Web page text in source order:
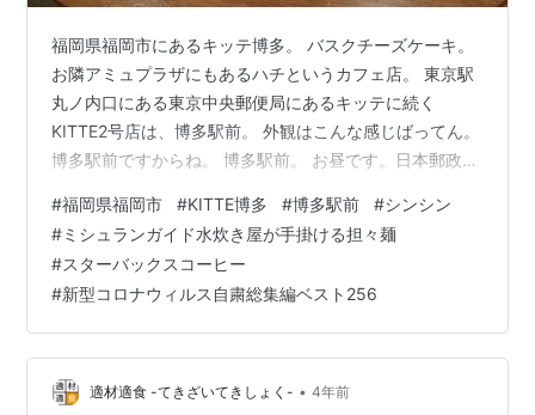
福岡県福岡市にあるキッテ博多。 バスクチーズケーキ。
お隣アミュプラザにもあるハチというカフェ店。 東京駅
丸ノ内口にある東京中央郵便局にあるキッテに続く
KITTE2号店は、博多駅前。 外観はこんな感じばってん。
博多駅前ですからね。 博多駅前。 お昼です。日本郵政、
KITTE博多店。いい休憩をしよう。 夜になりました。以
前は、ここに博多駅前にも古い中央郵便局がありまし
た。左が博多駅で阪急百貨店がはいってます。マルイも
当時、そこに出店を狙ってましたが、時を経てKITTE博多
の中核テナントとしてはいってます。 ちなみにマルイは
百貨店ではありません。屋…
#福岡県福岡市 #KITTE博多 #博多駅前 #シンシン
#ミシュランガイド水炊き屋が手掛ける担々麺
#スターバックスコーヒー
#新型コロナウィルス自粛総集編ベスト256
適材適食 -てきざいてきしょく- • 4年前